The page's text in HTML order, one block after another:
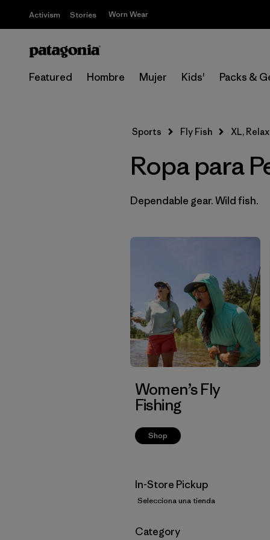
Activism Stories Worn Wear
Featured Hombre Mujer Kids' Packs &
Sports Fly Fish XL,
Ropa para
Dependable gear. Wild fish.
Women’s Fly
Fishing
Shop
In-Store Pickup
Selecciona una tienda
Filtrar por
Category